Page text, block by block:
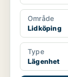
Område
Lidköping
Type
Lägenhet